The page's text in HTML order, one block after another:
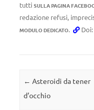
tutti SULLA PAGINA
redazione refusi,
MODULO DEDICATO. Doi:
Navigazione articolo
← Asteroidi da tener
d’occhio